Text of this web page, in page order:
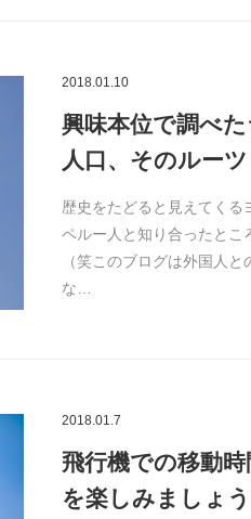
2018.01.10
興味本位で調べ
人口、そのルー
歴史をたどると見えてくる
ペルー人と知り合ったとこ
（笑このブログは外国人
な…
2018.01.7
飛行機での移動
を楽しみましょう